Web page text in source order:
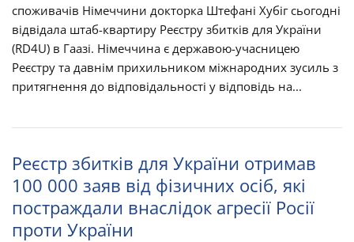
споживачів Німеччини докторка Штефані Хубіг сьогодні
відвідала штаб-квартиру Реєстру збитків для України
(RD4U) в Гаазі. Німеччина є державою-учасницею
Реєстру та давнім прихильником міжнародних зусиль з
притягнення до відповідальності у відповідь на...
Реєстр збитків для України отримав
100 000 заяв від фізичних осіб, які
постраждали внаслідок агресії Росії
проти України